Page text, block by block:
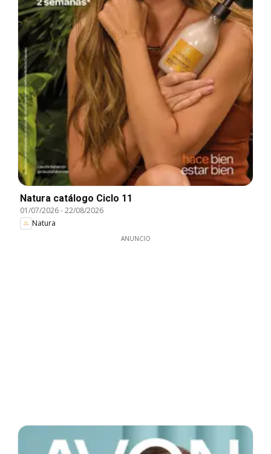
Natura catálogo Ciclo 11
01/07/2026-22/08/2026
Natura
ANUNCIO